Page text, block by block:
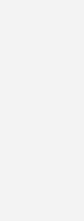
zur
der
aktivieren,
Und
für
Planung von
und
Sektorkopplung
Warmwasser.